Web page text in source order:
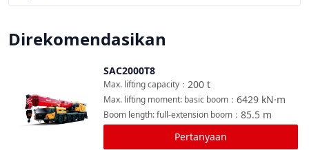
Direkomendasikan
SAC2000T8
200 t
Max. lifting capacity ：
6429 kN·m
Max. lifting moment: basic boom ：
85.5 m
Boom length: full-extension boom ：
Pertanyaan